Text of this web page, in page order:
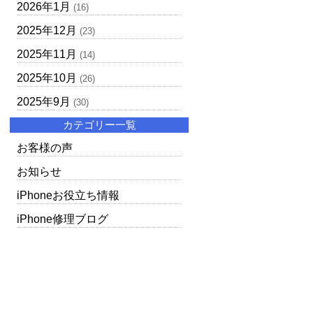
2026年1月 (16)
2025年12月 (23)
2025年11月 (14)
2025年10月 (26)
2025年9月 (30)
カテゴリー一覧
お客様の声
お知らせ
iPhoneお役立ち情報
iPhone修理ブログ